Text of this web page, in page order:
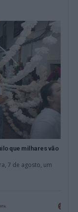
que milhares vão
7 de agosto, um